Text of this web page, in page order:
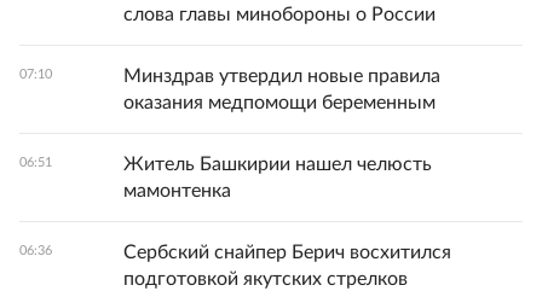
слова главы минобороны о России
07:10
Минздрав утвердил новые правила
оказания медпомощи беременным
06:51
Житель Башкирии нашел челюсть
мамонтенка
06:36
Сербский снайпер Берич восхитился
подготовкой якутских стрелков